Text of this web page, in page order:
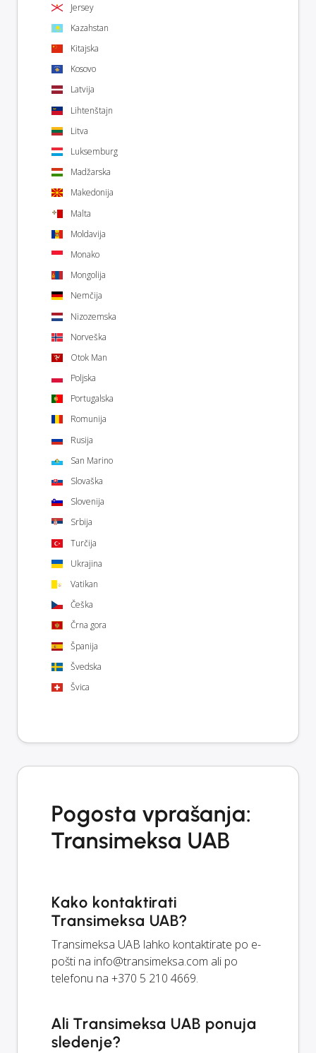
Jersey
Kazahstan
Kitajska
Kosovo
Latvija
Lihtenštajn
Litva
Luksemburg
Madžarska
Makedonija
Malta
Moldavija
Monako
Mongolija
Nemčija
Nizozemska
Norveška
Otok Man
Poljska
Portugalska
Romunija
Rusija
San Marino
Slovaška
Slovenija
Srbija
Turčija
Ukrajina
Vatikan
Češka
Črna gora
Španija
Švedska
Švica
Pogosta vprašanja:
Transimeksa UAB
Kako kontaktirati
Transimeksa UAB?
Transimeksa UAB lahko kontaktirate po e-
pošti na info@transimeksa.com ali po
telefonu na +370 5 210 4669.
Ali Transimeksa UAB ponuja
sledenje?